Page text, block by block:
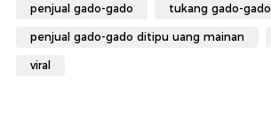
penjual gado-gado tukang gado-gado
penjual gado-gado ditipu uang mainan
viral